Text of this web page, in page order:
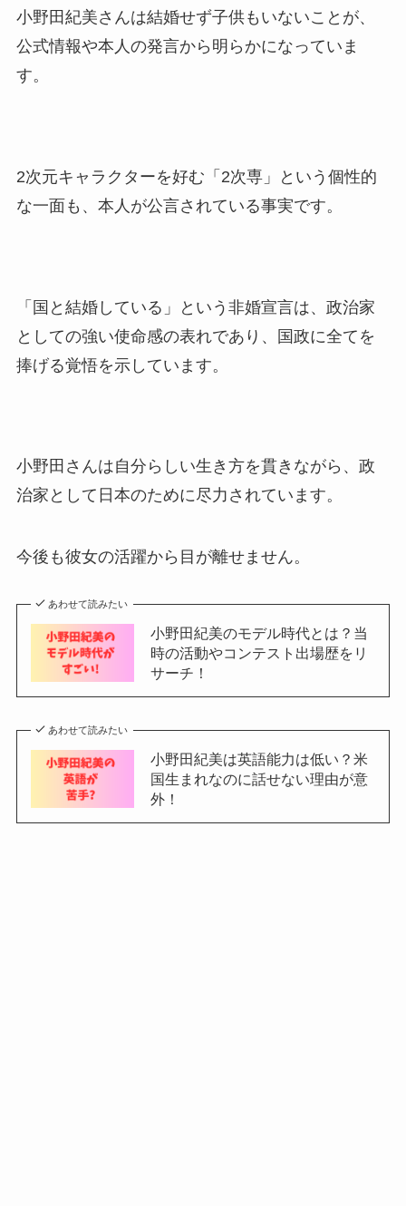
小野田紀美さんは結婚せず子供もいないことが、
公式情報や本人の発言から明らかになっていま
す。
2次元キャラクターを好む「2次専」という個性的
な一面も、本人が公言されている事実です。
「国と結婚している」という非婚宣言は、政治家
としての強い使命感の表れであり、国政に全てを
捧げる覚悟を示しています。
小野田さんは自分らしい生き方を貫きながら、政
治家として日本のために尽力されています。
今後も彼女の活躍から目が離せません。
あわせて読みたい
小野田紀美のモデル時代とは？当
時の活動やコンテスト出場歴をリ
サーチ！
あわせて読みたい
小野田紀美は英語能力は低い？米
国生まれなのに話せない理由が意
外！